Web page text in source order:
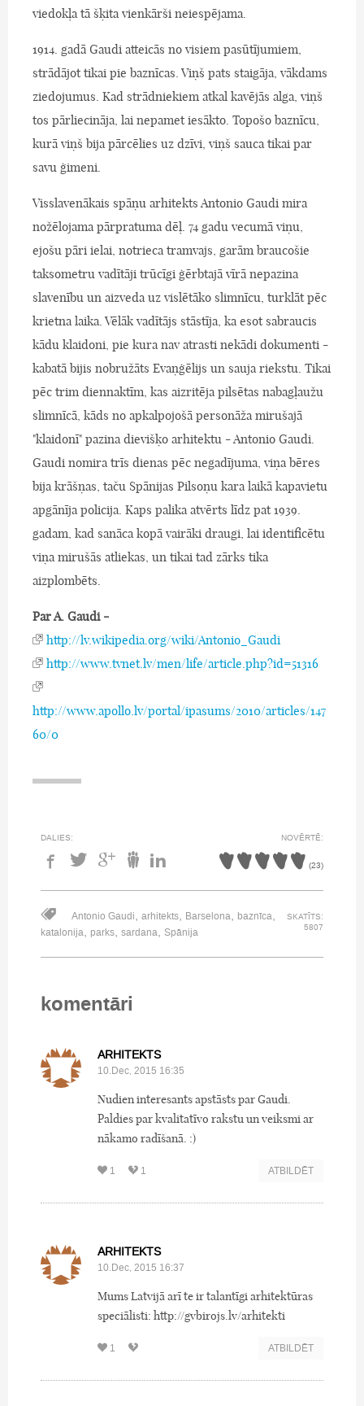
viedokļa tā šķita vienkārši neiespējama.
1914. gadā Gaudi atteicās no visiem pasūtījumiem,
strādājot tikai pie baznīcas. Viņš pats staigāja, vākdams
ziedojumus. Kad strādniekiem atkal kavējās alga, viņš
tos pārliecināja, lai nepamet iesākto. Topošo baznīcu,
kurā viņš bija pārcēlies uz dzīvi, viņš sauca tikai par
savu ģimeni.
Visslavenākais spāņu arhitekts Antonio Gaudi mira
nožēlojama pārpratuma dēļ. 74 gadu vecumā viņu,
ejošu pāri ielai, notrieca tramvajs, garām braucošie
taksometru vadītāji trūcīgi ģērbtajā vīrā nepazina
slavenību un aizveda uz vislētāko slimnīcu, turklāt pēc
krietna laika. Vēlāk vadītājs stāstīja, ka esot sabraucis
kādu klaidoni, pie kura nav atrasti nekādi dokumenti -
kabatā bijis nobružāts Evaņģēlijs un sauja riekstu. Tikai
pēc trim diennaktīm, kas aizritēja pilsētas nabagļaužu
slimnīcā, kāds no apkalpojošā personāža mirušajā
"klaidonī" pazina dievišķo arhitektu - Antonio Gaudi.
Gaudi nomira trīs dienas pēc negadījuma, viņa bēres
bija krāšņas, taču Spānijas Pilsoņu kara laikā kapavietu
apgānīja policija. Kaps palika atvērts līdz pat 1939.
gadam, kad sanāca kopā vairāki draugi, lai identificētu
viņa mirušās atliekas, un tikai tad zārks tika
aizplombēts.
Par A. Gaudi -
http://lv.wikipedia.org/wiki/Antonio_Gaudi
http://www.tvnet.lv/men/life/article.php?id=51316
http://www.apollo.lv/portal/ipasums/2010/articles/147
60/0
DALIES: NOVĒRTĒ:
(23)
Antonio Gaudi, arhitekts, Barselona, baznīca,
katalonija, parks, sardana, Spānija
SKATĪTS:
5807
komentāri
ARHITEKTS
10.Dec, 2015 16:35
Nudien interesants apstāsts par Gaudi.
Paldies par kvalitatīvo rakstu un veiksmi ar
nākamo radīšanā. :)
1 1 ATBILDĒT
ARHITEKTS
10.Dec, 2015 16:37
Mums Latvijā arī te ir talantīgi arhitektūras
speciālisti: http://gvbirojs.lv/arhitekti
1 ATBILDĒT